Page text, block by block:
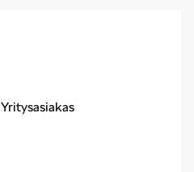
Yritysasiakas